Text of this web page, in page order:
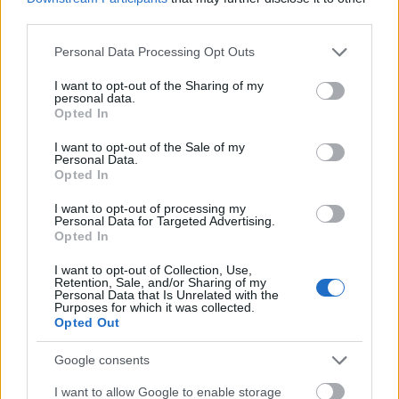
Please note that this website/app uses one or more Google
not limited to your visit or usage behaviour. You may click to
grant or deny consent to Google and its third-party tags to
use your data for below specified purposes in below Google
consent section.
Personal Data Processing Opt Outs
I want to opt-out of the Sharing of my
personal data.
Opted In
I want to opt-out of the Sale of my
Personal Data.
Opted In
I want to opt-out of processing my
Personal Data for Targeted Advertising.
Opted In
I want to opt-out of Collection, Use,
Retention, Sale, and/or Sharing of my
Personal Data that Is Unrelated with the
Purposes for which it was collected.
Opted Out
Google consents
I want to allow Google to enable storage
A partnered letagadja azt, amit korábban mondott, arra kér, hogy
bizonyítsd be neki, akkor is, ha te egyértelműen tudod az igazat.
Állandóan kritizálja azt, amit te szeretsz, így egyre inkább
megkérdőjelezed saját identitásod.
A mondataik teljesen ellentmondanak a cselekvéseiknek.
Már egyre kisebb döntések meghozása is nehéz számodra.
Bár ezen jellemzők közül néhány megjelenhet más okok miatt is, például
depresszió, szorongásos zavarok, vagy alacsony önértékelés esetén, a
fontos különbség az, hogy ha a háttérben gázlángozás áll, akkor van egy